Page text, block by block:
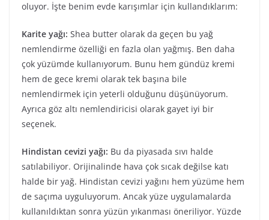
oluyor. İşte benim evde karışımlar için kullandıklarım:
Karite yağı: Shea butter olarak da geçen bu yağ
nemlendirme özelliği en fazla olan yağmış. Ben daha
çok yüzümde kullanıyorum. Bunu hem gündüz kremi
hem de gece kremi olarak tek başına bile
nemlendirmek için yeterli olduğunu düşünüyorum.
Ayrıca göz altı nemlendiricisi olarak gayet iyi bir
seçenek.
Hindistan cevizi yağı: Bu da piyasada sıvı halde
satılabiliyor. Orijinalinde hava çok sıcak değilse katı
halde bir yağ. Hindistan cevizi yağını hem yüzüme hem
de saçıma uyguluyorum. Ancak yüze uygulamalarda
kullanıldıktan sonra yüzün yıkanması öneriliyor. Yüzde